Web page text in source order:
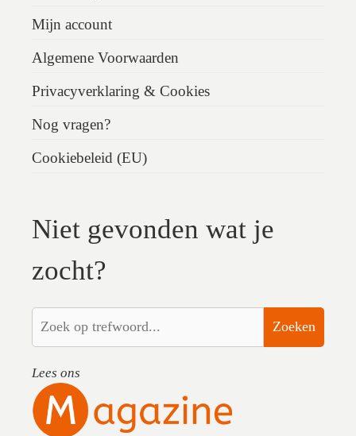
Mijn account
Algemene Voorwaarden
Privacyverklaring & Cookies
Nog vragen?
Cookiebeleid (EU)
Niet gevonden wat je
zocht?
Zoeken
Lees ons